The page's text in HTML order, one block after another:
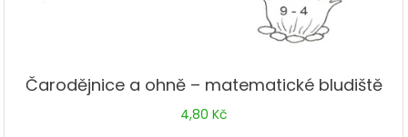
Čarodějnice a ohně – matematické bludiště
4,80 Kč